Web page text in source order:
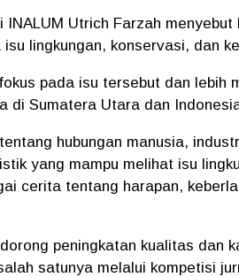
Utrich Farzah menyebut
lingkungan, konservasi, dan
pada isu tersebut dan lebih
di Sumatera Utara dan
hubungan manusia,
yang mampu melihat isu
cerita tentang harapan,
peningkatan kualitas dan
satunya melalui kompetisi